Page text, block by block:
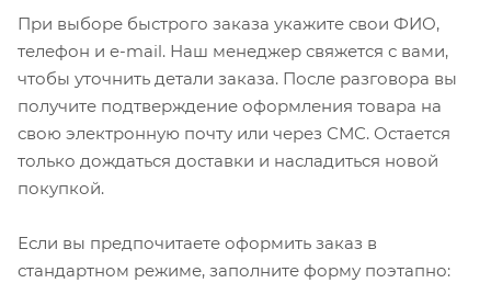
При выборе быстрого заказа укажите свои ФИО,
телефон и e-mail. Наш менеджер свяжется с вами,
чтобы уточнить детали заказа. После разговора вы
получите подтверждение оформления товара на
свою электронную почту или через СМС. Остается
только дождаться доставки и насладиться новой
покупкой.
Если вы предпочитаете оформить заказ в
стандартном режиме, заполните форму поэтапно: